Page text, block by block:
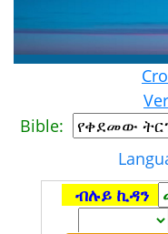
Bible:
ብሉይ ኪዳን